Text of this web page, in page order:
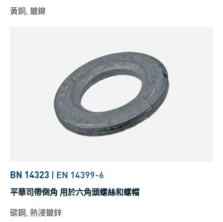
黃銅, 鍍鎳
BN 14323 | EN 14399-6
平華司帶倒角 用於六角頭螺絲和螺帽
碳鋼, 熱浸鍍鋅